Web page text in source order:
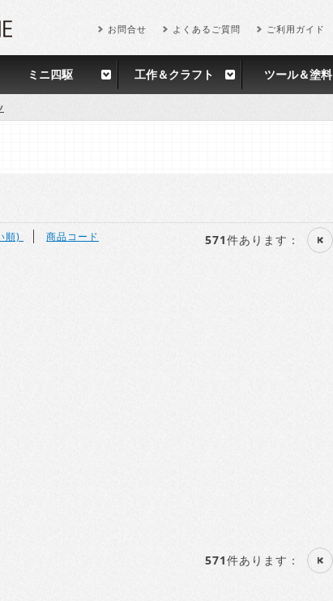
お問合せ よくあるご質問 ご利用ガイド
ミニ四駆 工作＆クラフト ツール＆塗料
順) 商品コード 571件あります ：
571件あります ：